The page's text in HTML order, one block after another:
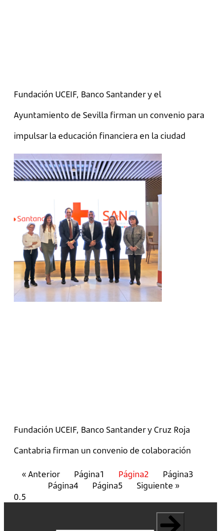
Fundación UCEIF, Banco Santander y el
Ayuntamiento de Sevilla firman un convenio para
impulsar la educación financiera en la ciudad
Fundación UCEIF, Banco Santander y Cruz Roja
Cantabria firman un convenio de colaboración
« Anterior Página1 Página2 Página3
Página4 Página5 Siguiente »